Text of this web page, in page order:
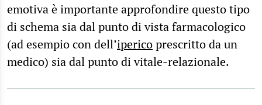
emotiva è importante approfondire questo tipo
di schema sia dal punto di vista farmacologico
(ad esempio con dell’ipericoprescritto da un
medico) sia dal punto di vitale-relazionale.